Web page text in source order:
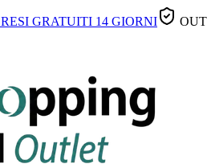
RESI GRATUITI 14 GIORNI